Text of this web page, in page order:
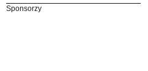
Sponsorzy